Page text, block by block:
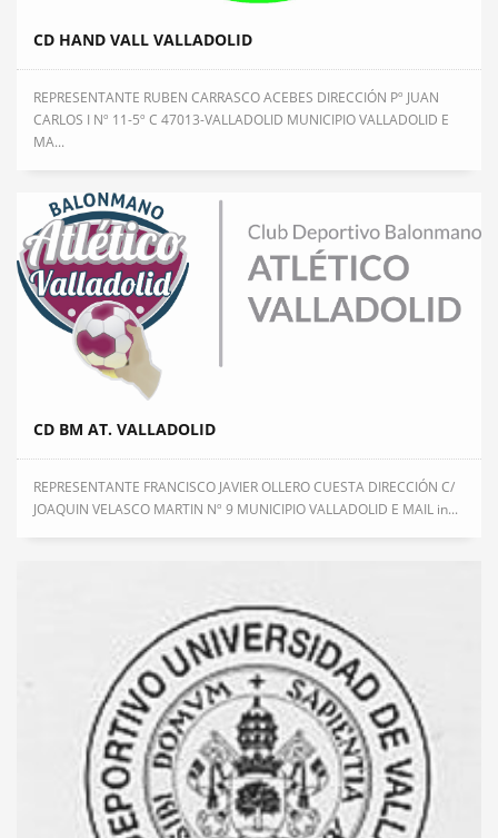
CD HAND VALL VALLADOLID
REPRESENTANTE RUBEN CARRASCO ACEBES DIRECCIÓN Pº JUAN
CARLOS I Nº 11-5º C 47013-VALLADOLID MUNICIPIO VALLADOLID E
MA...
CD BM AT. VALLADOLID
REPRESENTANTE FRANCISCO JAVIER OLLERO CUESTA DIRECCIÓN C/
JOAQUIN VELASCO MARTIN Nº 9 MUNICIPIO VALLADOLID E MAIL in...